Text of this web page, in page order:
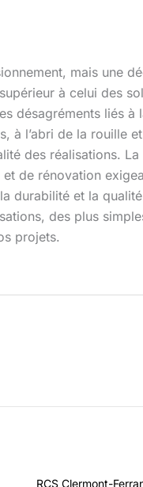
mais une
à celui des
désagréments liés à
à l’abri de la rouille
des réalisations. La
de rénovation
durabilité et la
des plus
projets.
RCS Clermont-